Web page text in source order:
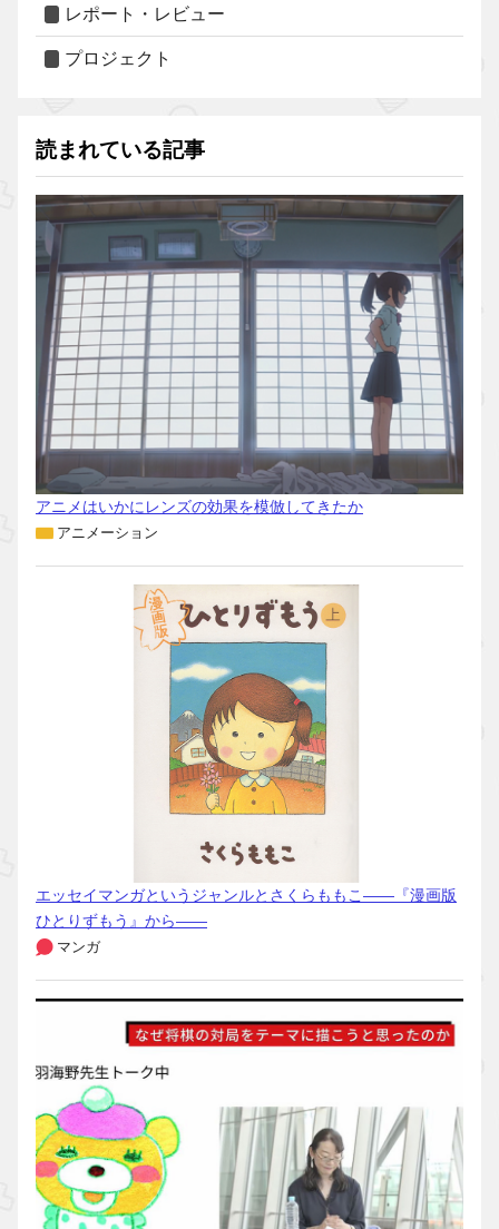
レポート・レビュー
プロジェクト
読まれている記事
アニメはいかにレンズの効果を模倣してきたか
アニメーション
エッセイマンガというジャンルとさくらももこ――『漫画版
ひとりずもう』から――
マンガ